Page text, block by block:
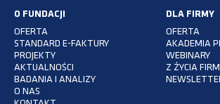
O FUNDACJI
OFERTA
STANDARD E-FAKTURY
PROJEKTY
AKTUALNOŚCI
BADANIA I ANALIZY
O NAS
DLA FIRMY
OFERTA
AKADEMIA
WEBINARY
Z ŻYCIA FIRM